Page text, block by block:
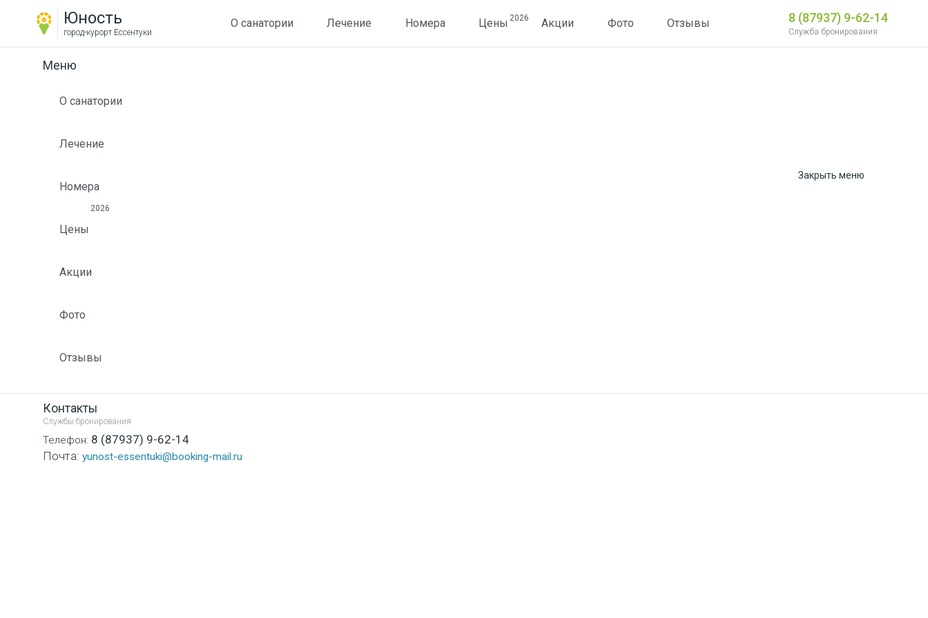
Юность
город-курорт Ессентуки
О санатории Лечение Номера Цены 2026 Акции Фото Отзывы 8 (87937) 9-62-14
Служба бронирования
Закрыть меню
Меню
О санатории
Лечение
Номера
Цены
2026
Акции
Фото
Отзывы
Контакты
Службы бронирования
Телефон: 8 (87937) 9-62-14
Почта: yunost-essentuki@booking-mail.ru